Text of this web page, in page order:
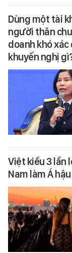
Dùng một tài
người thân
doanh khó
khuyến nghị
Việt kiều 3 lần
Nam làm Á